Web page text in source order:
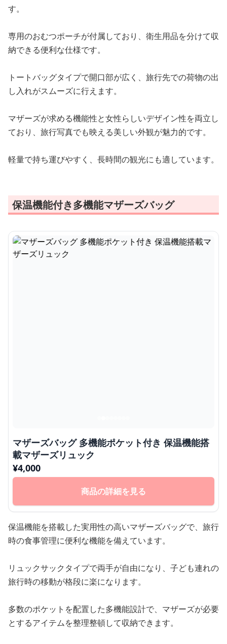
す。
専用のおむつポーチが付属しており、衛生用品を分けて収
納できる便利な仕様です。
トートバッグタイプで開口部が広く、旅行先での荷物の出
し入れがスムーズに行えます。
マザーズが求める機能性と女性らしいデザイン性を両立し
ており、旅行写真でも映える美しい外観が魅力的です。
軽量で持ち運びやすく、長時間の観光にも適しています。
保温機能付き多機能マザーズバッグ
マザーズバッグ 多機能ポケット付き 保温機能搭
載マザーズリュック
¥4,000
商品の詳細を見る
保温機能を搭載した実用性の高いマザーズバッグで、旅行
時の食事管理に便利な機能を備えています。
リュックサックタイプで両手が自由になり、子ども連れの
旅行時の移動が格段に楽になります。
多数のポケットを配置した多機能設計で、マザーズが必要
とするアイテムを整理整頓して収納できます。